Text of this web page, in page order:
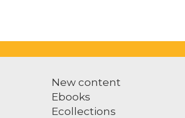
New content
Ebooks
Ecollections